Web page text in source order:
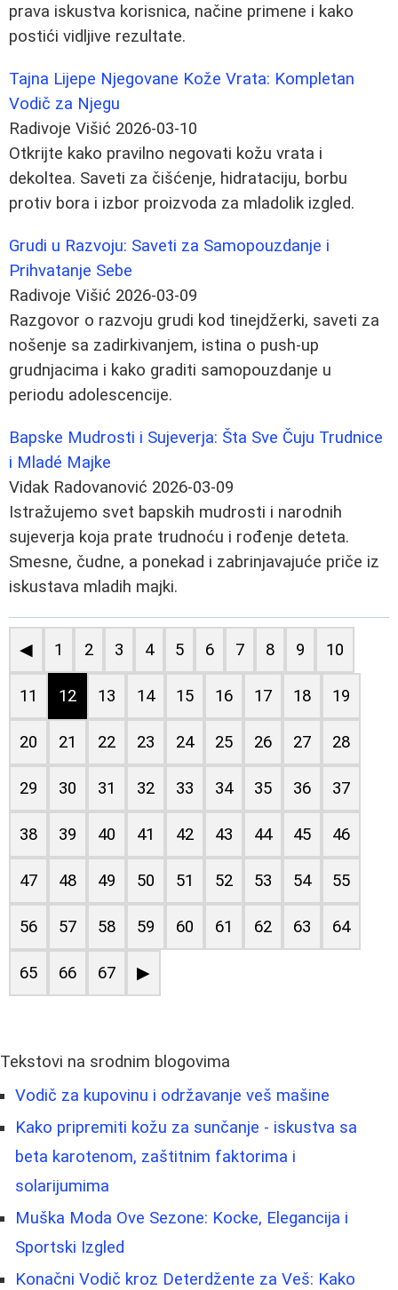
prava iskustva korisnica, načine primene i kako
postići vidljive rezultate.
Tajna Lijepe Njegovane Kože Vrata: Kompletan
Vodič za Njegu
Radivoje Višić 2026-03-10
Otkrijte kako pravilno negovati kožu vrata i
dekoltea. Saveti za čišćenje, hidrataciju, borbu
protiv bora i izbor proizvoda za mladolik izgled.
Grudi u Razvoju: Saveti za Samopouzdanje i
Prihvatanje Sebe
Radivoje Višić 2026-03-09
Razgovor o razvoju grudi kod tinejdžerki, saveti za
nošenje sa zadirkivanjem, istina o push-up
grudnjacima i kako graditi samopouzdanje u
periodu adolescencije.
Bapske Mudrosti i Sujeverja: Šta Sve Čuju Trudnice
i Mladé Majke
Vidak Radovanović 2026-03-09
Istražujemo svet bapskih mudrosti i narodnih
sujeverja koja prate trudnoću i rođenje deteta.
Smesne, čudne, a ponekad i zabrinjavajuće priče iz
iskustava mladih majki.
◀ 1 2 3 4 5 6 7 8 9 10
11 12 13 14 15 16 17 18 19
20 21 22 23 24 25 26 27 28
29 30 31 32 33 34 35 36 37
38 39 40 41 42 43 44 45 46
47 48 49 50 51 52 53 54 55
56 57 58 59 60 61 62 63 64
65 66 67 ▶
Tekstovi na srodnim blogovima
Vodič za kupovinu i održavanje veš mašine
Kako pripremiti kožu za sunčanje - iskustva sa
beta karotenom, zaštitnim faktorima i
solarijumima
Muška Moda Ove Sezone: Kocke, Elegancija i
Sportski Izgled
Konačni Vodič kroz Deterdžente za Veš: Kako